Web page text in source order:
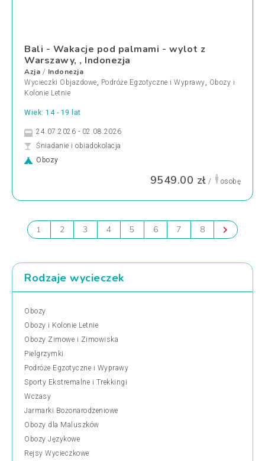
Bali - Wakacje pod palmami - wylot z
Warszawy, , Indonezja
Azja / Indonezja
Wycieczki Objazdowe, Podróże Egzotyczne i Wyprawy, Obozy i
Kolonie Letnie
Wiek: 14 - 19 lat
24.07.2026 - 02.08.2026
Śniadanie i obiadokolacja
Obozy
9549.00 zł / osobę
1 2 3 4 5 6 7 8
Rodzaje wycieczek
Obozy
Obozy i Kolonie Letnie
Obozy Zimowe i Zimowiska
Pielgrzymki
Podróże Egzotyczne i Wyprawy
Sporty Ekstremalne i Trekkingi
Wczasy
Jarmarki Bożonarodzeniowe
Obozy dla Maluszków
Obozy Językowe
Rejsy Wycieczkowe